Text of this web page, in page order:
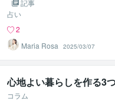
記事
占い
2
Maria Rosa
2025/03/07
心地よい暮らしを作る3
コラム